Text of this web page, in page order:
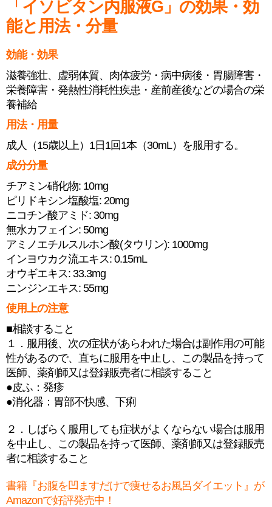
「イソビタン内服液G」の効果・効
能と用法・分量
効能・効果
滋養強壮、虚弱体質、肉体疲労・病中病後・胃腸障害・
栄養障害・発熱性消耗性疾患・産前産後などの場合の栄
養補給
用法・用量
成人（15歳以上）1日1回1本（30mL）を服用する。
成分分量
チアミン硝化物: 10mg
ピリドキシン塩酸塩: 20mg
ニコチン酸アミド: 30mg
無水カフェイン: 50mg
アミノエチルスルホン酸(タウリン): 1000mg
インヨウカク流エキス: 0.15mL
オウギエキス: 33.3mg
ニンジンエキス: 55mg
使用上の注意
■相談すること
１．服用後、次の症状があらわれた場合は副作用の可能
性があるので、直ちに服用を中止し、この製品を持って
医師、薬剤師又は登録販売者に相談すること
●皮ふ：発疹
●消化器：胃部不快感、下痢
２．しばらく服用しても症状がよくならない場合は服用
を中止し、この製品を持って医師、薬剤師又は登録販売
者に相談すること
書籍『お腹を凹ますだけで痩せるお風呂ダイエット』が
Amazonで好評発売中！